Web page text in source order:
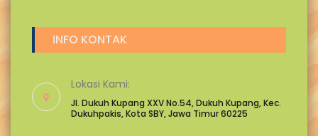
INFO KONTAK
Lokasi Kami:
Jl. Dukuh Kupang XXV No.54, Dukuh Kupang, Kec.
Dukuhpakis, Kota SBY, Jawa Timur 60225